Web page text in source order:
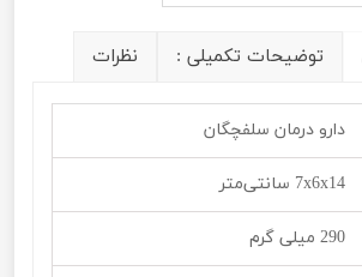
توضیحات تکمیلی : نظرات
دارو درمان سلفچگان
7x6x14 سانتی‌متر
290 میلی گرم